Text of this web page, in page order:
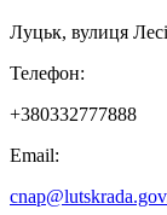
Луцьк, вулиця
Телефон:
+380332777888
Email: